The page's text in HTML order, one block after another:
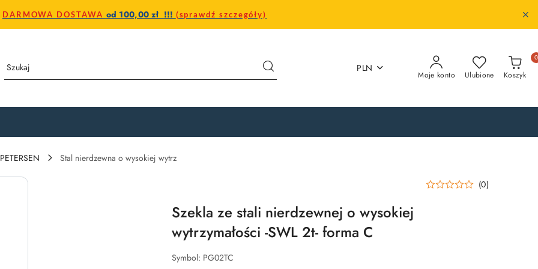
DARMOWA DOSTAWA od 100,00 zł !!! (sprawdź szczegóły)
PLN
Moje konto Ulubione Koszyk
0
Stal nierdzewna o wysokiej wytrz
(0)
Szekla ze stali nierdzewnej o wysokiej
wytrzymałości -SWL 2t- forma C
Symbol: PG02TC